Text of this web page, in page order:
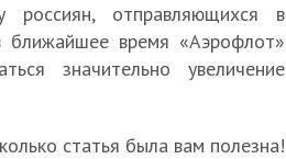
россиян, отправляющихся в
ближайшее время «Аэрофлот»
значительно увеличение
статья была вам полезна!